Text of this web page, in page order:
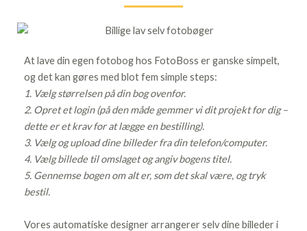
At lave din egen fotobog hos FotoBoss er ganske simpelt,
og det kan gøres med blot fem simple steps:
1. Vælg størrelsen på din bog ovenfor.
2. Opret et login (på den måde gemmer vi dit projekt for dig –
dette er et krav for at lægge en bestilling).
3. Vælg og upload dine billeder fra din telefon/computer.
4. Vælg billede til omslaget og angiv bogens titel.
5. Gennemse bogen om alt er, som det skal være, og tryk
bestil.
Vores automatiske designer arrangerer selv dine billeder i